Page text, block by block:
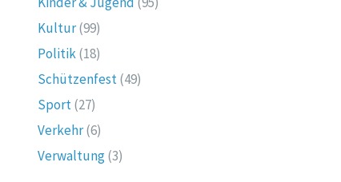
Kultur(99)
Politik(18)
Schützenfest(49)
Sport(27)
Verkehr(6)
Verwaltung(3)